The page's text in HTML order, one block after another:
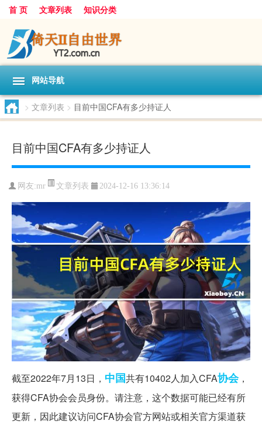
首 页 文章列表 知识分类
网站导航
> 文章列表 > 目前中国CFA有多少持证人
目前中国CFA有多少持证人
网友:mr 文章列表 2024-12-16 13:36:14
截至2022年7月13日， 中国共有10402人加入CFA协会，
获得CFA协会会员身份。请注意，这个数据可能已经有所
更新，因此建议访问CFA协会官方网站或相关官方渠道获